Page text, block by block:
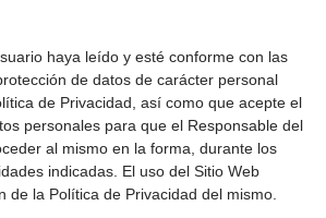
haya leído y esté conforme con las
de datos de carácter personal
de Privacidad, así como que acepte el
personales para que el Responsable del
al mismo en la forma, durante los
indicadas. El uso del Sitio Web
de la Política de Privacidad del mismo.